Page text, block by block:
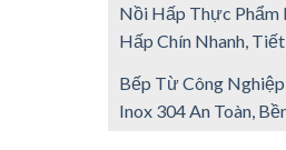
Nồi Hấp Thực Phẩm
Hấp Chín Nhanh,
Bếp Từ Công
Inox 304 An Toàn,